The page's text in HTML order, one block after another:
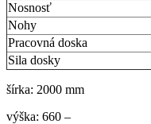
Nosnosť
Nohy
Pracovná doska
Sila dosky
šírka: 2000 mm
výška: 660 –